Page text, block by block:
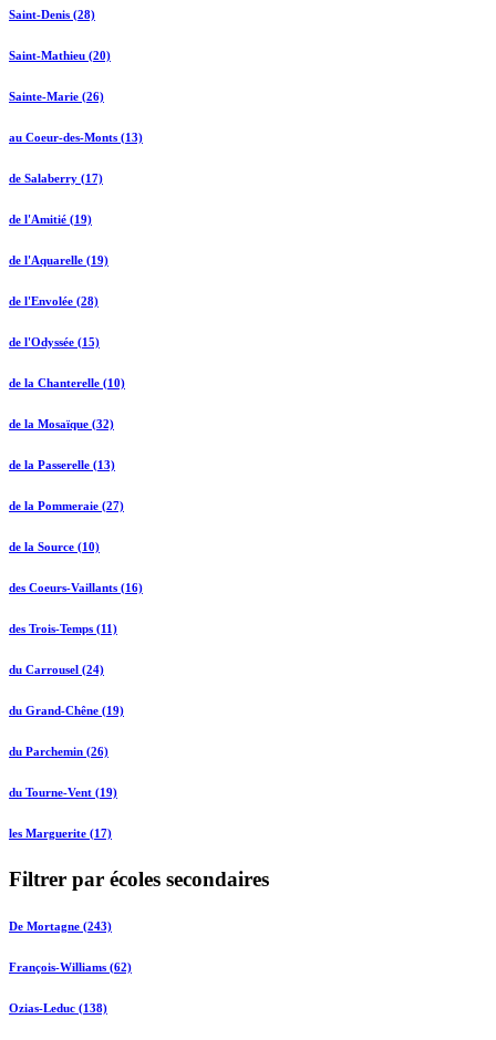
Saint-Denis (28)
Saint-Mathieu (20)
Sainte-Marie (26)
au Coeur-des-Monts (13)
de Salaberry (17)
de l'Amitié (19)
de l'Aquarelle (19)
de l'Envolée (28)
de l'Odyssée (15)
de la Chanterelle (10)
de la Mosaïque (32)
de la Passerelle (13)
de la Pommeraie (27)
de la Source (10)
des Coeurs-Vaillants (16)
des Trois-Temps (11)
du Carrousel (24)
du Grand-Chêne (19)
du Parchemin (26)
du Tourne-Vent (19)
les Marguerite (17)
Filtrer par écoles secondaires
De Mortagne (243)
François-Williams (62)
Ozias-Leduc (138)